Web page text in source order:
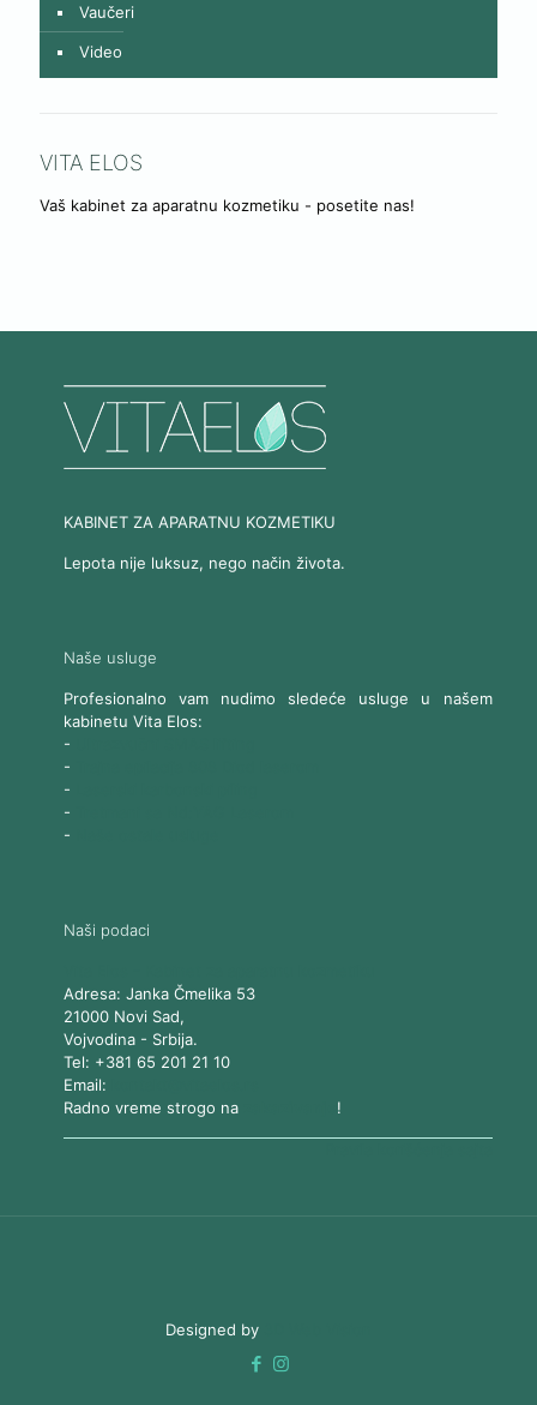
Vaučeri
Video
VITA ELOS
Vaš kabinet za aparatnu kozmetiku - posetite nas!
KABINET ZA APARATNU KOZMETIKU
Lepota nije luksuz, nego način života.
Naše usluge
Profesionalno vam nudimo sledeće usluge u našem
kabinetu Vita Elos:
-
-
-
-
-
Naši podaci
Adresa: Janka Čmelika 53
21000 Novi Sad,
Vojvodina- Srbija.
Tel: +381 65 201 21 10
Email:
Radno vreme strogo na
!
Designed by